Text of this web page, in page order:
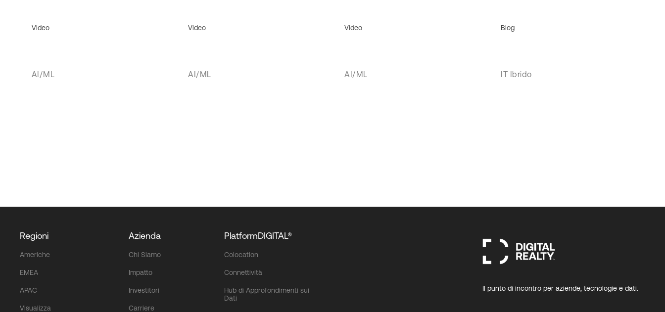
Video
AI/ML
Video
AI/ML
Video
AI/ML
Blog
IT Ibrido
Regioni
Americhe
EMEA
APAC
Visualizza
Azienda
Chi Siamo
Impatto
Investitori
Carriere
PlatformDIGITAL®
Colocation
Connettività
Hub di Approfondimenti sui
Dati
Il punto di incontro per aziende, tecnologie e dati.